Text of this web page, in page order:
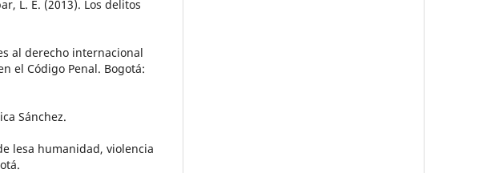
L. E. (2013). Los delitos
al derecho internacional
el Código Penal. Bogotá:
Sánchez.
lesa humanidad, violencia